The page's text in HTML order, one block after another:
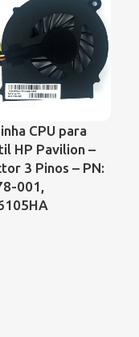
CPU para
HP Pavilion –
3 Pinos – PN:
001,